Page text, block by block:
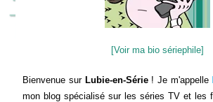
[Voir ma bio sériephile]
Bienvenue sur Lubie-en-Série! Je m'appelle
mon blog spécialisé sur les séries TV et les